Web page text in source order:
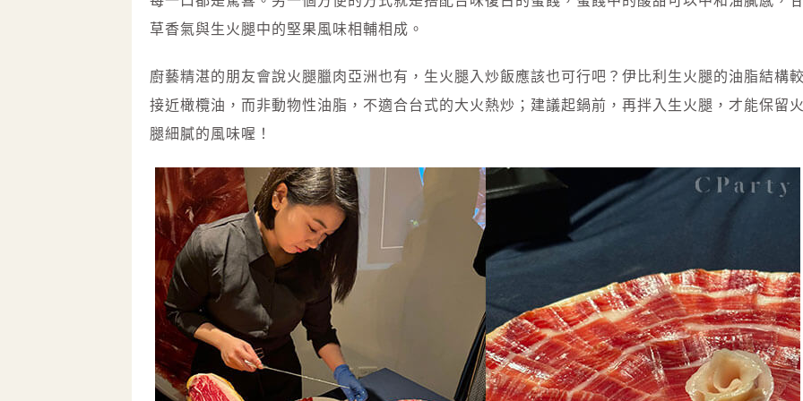
草香氣與生火腿中的堅果風味相輔相成。
廚藝精湛的朋友會說火腿臘肉亞洲也有，生火腿入炒飯應該也可行吧？伊比利生火腿的油脂結構較
接近橄欖油，而非動物性油脂，不適合台式的大火熱炒；建議起鍋前，再拌入生火腿，才能保留火
腿細膩的風味喔！